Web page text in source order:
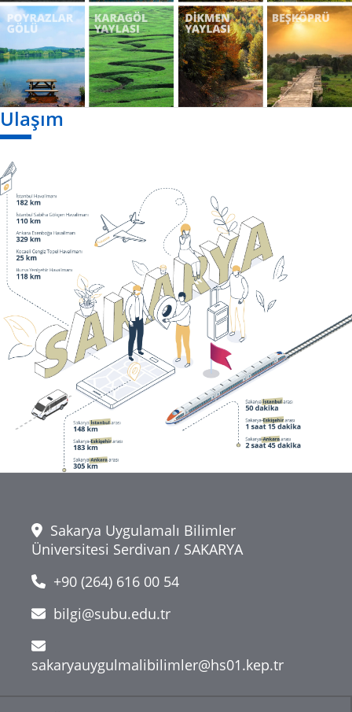
Ulaşım
Sakarya Uygulamalı Bilimler
Üniversitesi Serdivan / SAKARYA
+90 (264) 616 00 54
bilgi@subu.edu.tr
sakaryauygulmalibilimler@hs01.kep.tr